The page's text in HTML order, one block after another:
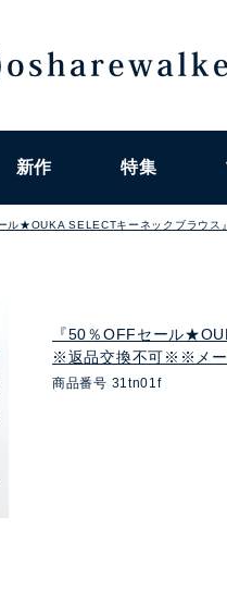
新作 特集
ール★OUKA SELECTキーネックブラ
『50％OFFセール
※返品交換不可※※メー
商品番号 31tn01f